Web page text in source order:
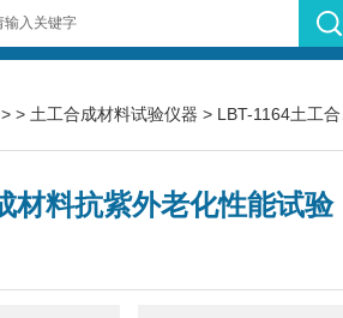
> > 土工合成材料试验仪器 > LBT-1164土工合成材料抗紫外老化性能试验箱
材料抗紫外老化性能试验